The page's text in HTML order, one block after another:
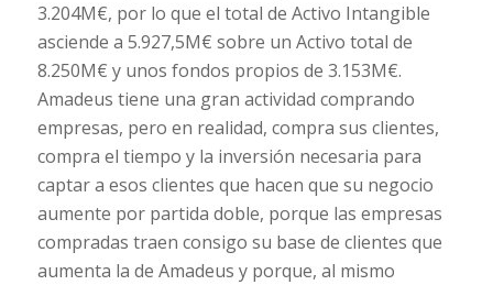
3.204M€, por lo que el total de Activo Intangible
asciende a 5.927,5M€ sobre un Activo total de
8.250M€ y unos fondos propios de 3.153M€.
Amadeus tiene una gran actividad comprando
empresas, pero en realidad, compra sus clientes,
compra el tiempo y la inversión necesaria para
captar a esos clientes que hacen que su negocio
aumente por partida doble, porque las empresas
compradas traen consigo su base de clientes que
aumenta la de Amadeus y porque, al mismo